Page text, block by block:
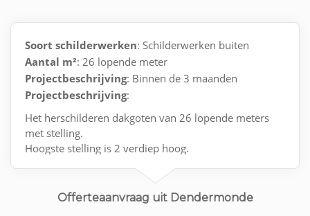
Soort schilderwerken: Schilderwerken buiten
Aantal m²: 26 lopende meter
Projectbeschrijving: Binnen de 3 maanden
Projectbeschrijving:
Het herschilderen dakgoten van 26 lopende meters
met stelling.
Hoogste stelling is 2 verdiep hoog.
Offerteaanvraag uit Dendermonde